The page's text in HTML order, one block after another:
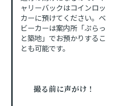
ャリーバックはコインロッ
カーに預けてください。ベ
ビーカーは案内所「ぷらっ
と築地」でお預かりするこ
とも可能です。
撮る前に声がけ！